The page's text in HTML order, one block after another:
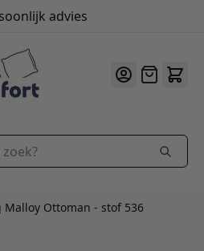
advies
9.2/10
Offerte
Ottoman - stof 536